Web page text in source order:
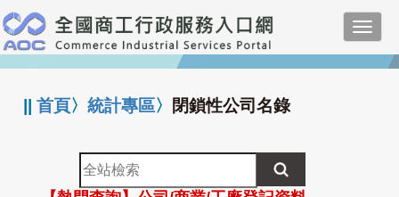
跳
到
主
要
:::
||首頁〉統計專區〉 閉鎖性公司名錄
全
站